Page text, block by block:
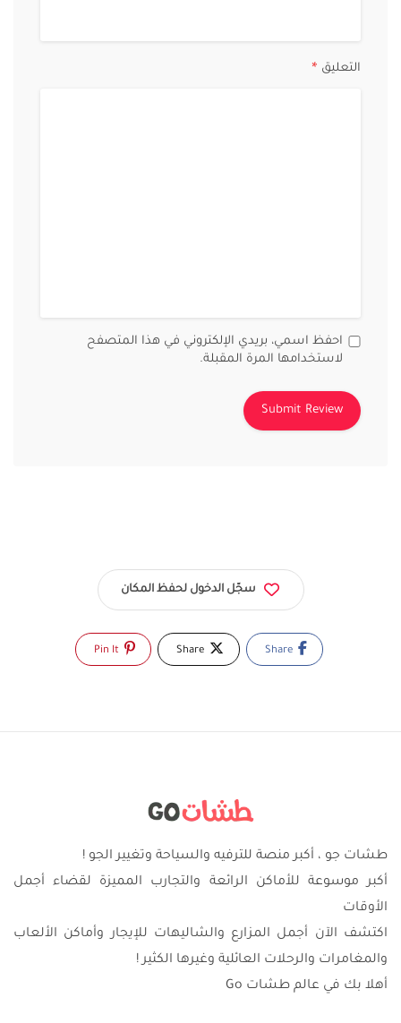
التعليق *
احفظ اسمي، بريدي الإلكتروني في هذا المتصفح
لاستخدامها المرة المقبلة.
سجّل الدخول لحفظ المكان
طشات جو ، أكبر منصة للترفيه والسياحة وتغيير الجو !
أكبر موسوعة للأماكن الرائعة والتجارب المميزة لقضاء أجمل
الأوقات
اكتشف الآن أجمل المزارع والشاليهات للإيجار وأماكن الألعاب
والمغامرات والرحلات العائلية وغيرها الكثير !
أهلا بك في عالم طشات Go